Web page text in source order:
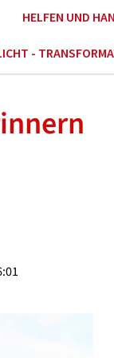
HELFEN UND
-